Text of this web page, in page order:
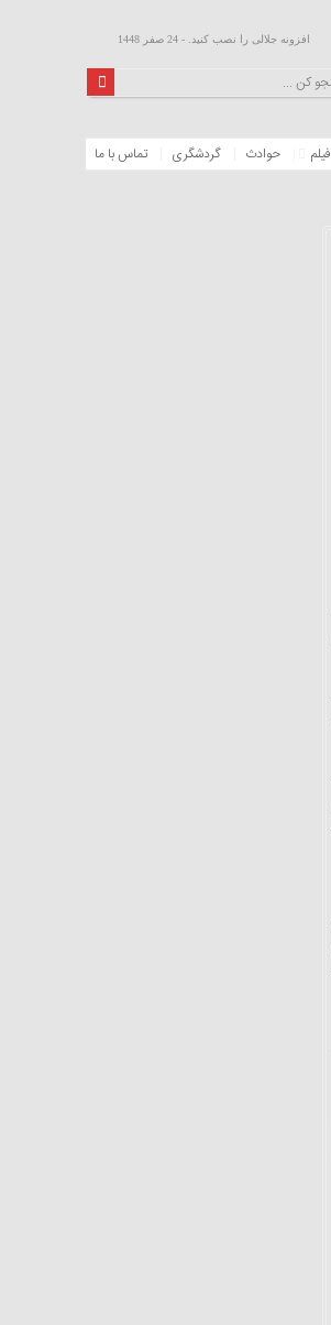
افزونه جلالی را نصب کنید. - 24 صفر 1448
فیلم حوادث گردشگری تماس با ما